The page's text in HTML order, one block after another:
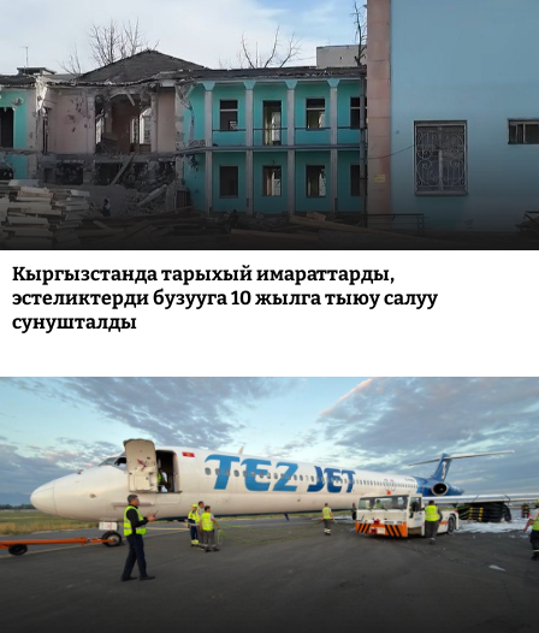
Кыргызстанда тарыхый имараттарды,
эстеликтерди бузууга 10 жылга тыюу салуу
сунушталды